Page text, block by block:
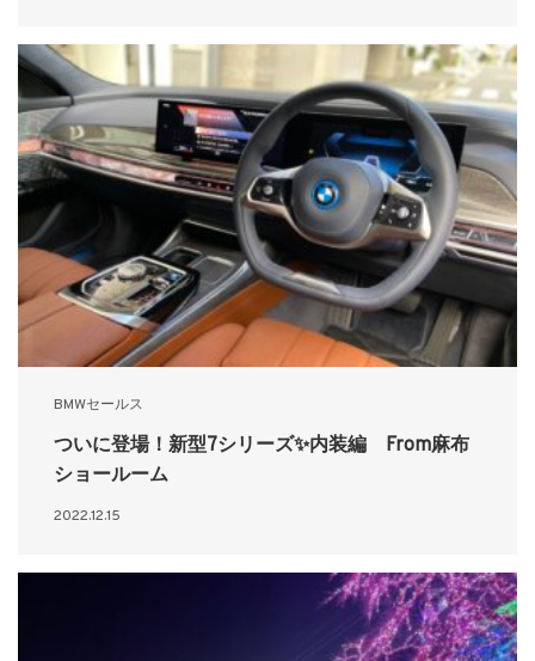
BMWセールス
ついに登場！新型7シリーズ✨内装編 From麻布
ショールーム
2022.12.15